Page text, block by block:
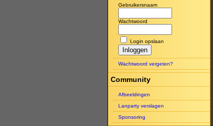
Gebruikersnaam
Wachtwoord
Login opslaan
Wachtwoord vergeten?
Community
Afbeeldingen
Lanparty verslagen
Sponsoring